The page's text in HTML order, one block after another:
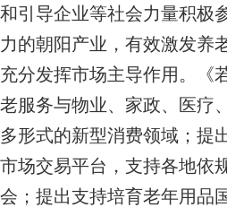
和引导企业等社会力量积极
力的朝阳产业，有效激发养
充分发挥市场主导作用。《
老服务与物业、家政、医疗
多形式的新型消费领域；提
市场交易平台，支持各地依
会；提出支持培育老年用品